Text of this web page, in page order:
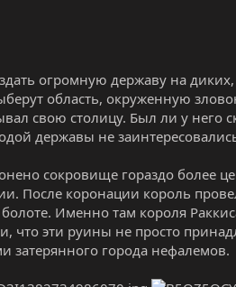
огромную державу на
область, окруженную
свою столицу. Был ли у него
державы не
сокровище гораздо более
После коронации король
Именно там короля
что эти руины не просто
затерянного города нефалемов.